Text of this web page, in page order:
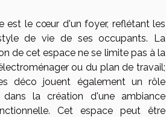
est le cœur d'un foyer, reflétant les
de vie de ses occupants. La
de cet espace ne se limite pas à la
ou du plan de travail;
déco jouent également un rôle
dans la création d'une ambiance
Cet espace peut être